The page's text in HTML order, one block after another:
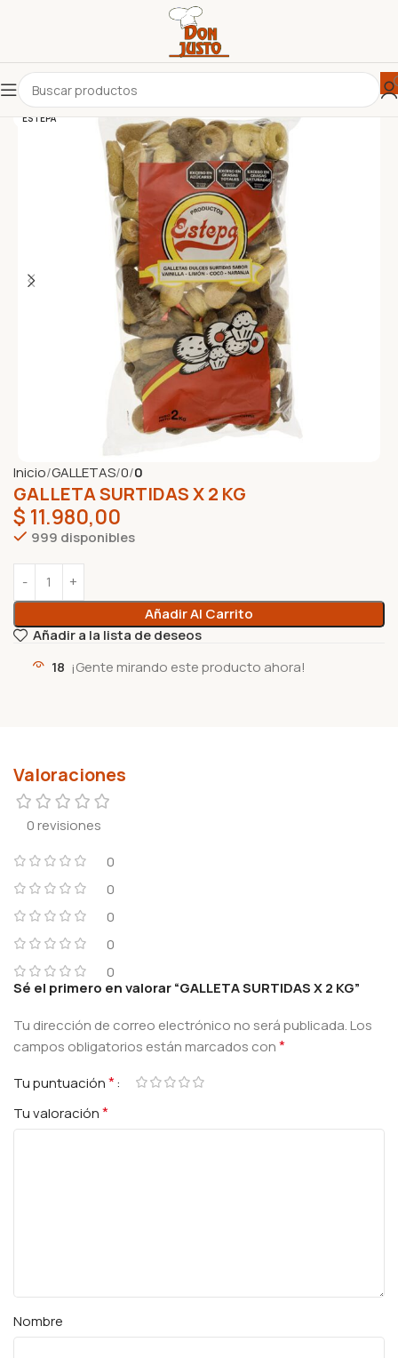
ESTEPA
Inicio GALLETAS 0 0
GALLETA SURTIDAS X 2 KG
$ 11.980,00
999 disponibles
Añadir Al Carrito
Añadir a la lista de deseos
18 ¡Gente mirando este producto ahora!
Valoraciones
0 revisiones
0
0
0
0
0
Sé el primero en valorar “GALLETA SURTIDAS X 2 KG”
Tu dirección de correo electrónico no será publicada.Los
campos obligatorios están marcados con*
Tu puntuación*
Tu valoración*
Nombre